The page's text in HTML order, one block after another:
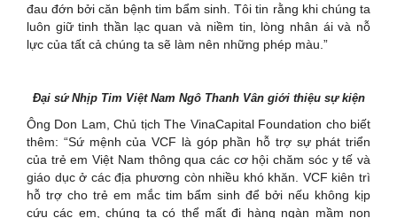
đau đớn bởi căn bệnh tim bẩm sinh. Tôi tin rằng khi chúng ta
luôn giữ tinh thần lạc quan và niềm tin, lòng nhân ái và nỗ
lực của tất cả chúng ta sẽ làm nên những phép màu.”
Đại sứ Nhịp Tim Việt Nam Ngô Thanh Vân giới thiệu sự kiện
Ông Don Lam, Chủ tịch The VinaCapital Foundation cho biết
thêm: “Sứ mệnh của VCF là góp phần hỗ trợ sự phát triển
của trẻ em Việt Nam thông qua các cơ hội chăm sóc y tế và
giáo dục ở các địa phương còn nhiều khó khăn. VCF kiên trì
hỗ trợ cho trẻ em mắc tim bẩm sinh để bởi nếu không kịp
cứu các em, chúng ta có thể mất đi hàng ngàn mầm non